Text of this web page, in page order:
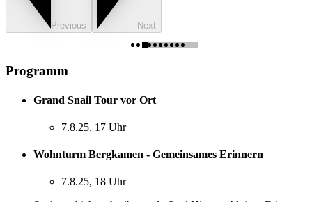
Previous Next
Programm
Grand Snail Tour vor Ort
7.8.25, 17 Uhr
Wohnturm Bergkamen - Gemeinsames Erinnern
7.8.25, 18 Uhr